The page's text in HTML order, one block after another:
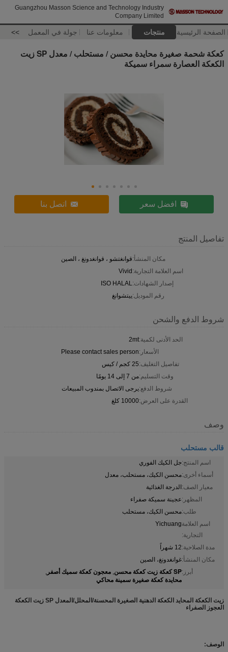
Guangzhou Masson Science and Technology Industry
Company Limited
الصفحة الرئيسية منتجات معلومات عنا جولة في المعمل >>
كعكة شحمة صغيرة محايدة محسن / مستحلب / معدل SP زيت
الكعكة العصارة سمراء سميكة
افضل سعر اتصل بنا
تفاصيل المنتج
مكان المنشأ:قوانغتشو ، قوانغدونغ ، الصين
اسم العلامة التجارية:Vivid
إصدار الشهادات:ISO HALAL
رقم الموديل:ييتشوانغ
شروط الدفع والشحن
الحد الأدنى لكمية:2mt
الأسعار:Please contact sales person
تفاصيل التغليف:25 كجم / كيس
وقت التسليم:من 7 إلى 14 يومًا
شروط الدفع:يرجى الاتصال بمندوب المبيعات
القدرة على العرض:10000 كلغ
وصف
قالب مستحلب
اسم المنتج:جل الكيك الفوري
أسماء أخرى:محسن الكيك، مستحلب، معدل
معيار الصف:الدرجة الغذائية
المظهر:عجينة سميكة صفراء
طلب:محسن الكيك، مستحلب
اسم العلامة
التجارية:
Yichuang
مدة الصلاحية:12 شهراً
مكان المنشأ:غوانغدونغ، الصين
أبرز:SP كعكة زيت كعكة محسن , معجون كعكة سميك أصفر ,
محايدة كعكة صغيرة سمينة محاكي
زيت الكعكة المحايد الكعكة الدهنية الصغيرة المحسنة/المحلل/المعدل SP زيت الكعكة
العجوز الصفراء
الوصف: